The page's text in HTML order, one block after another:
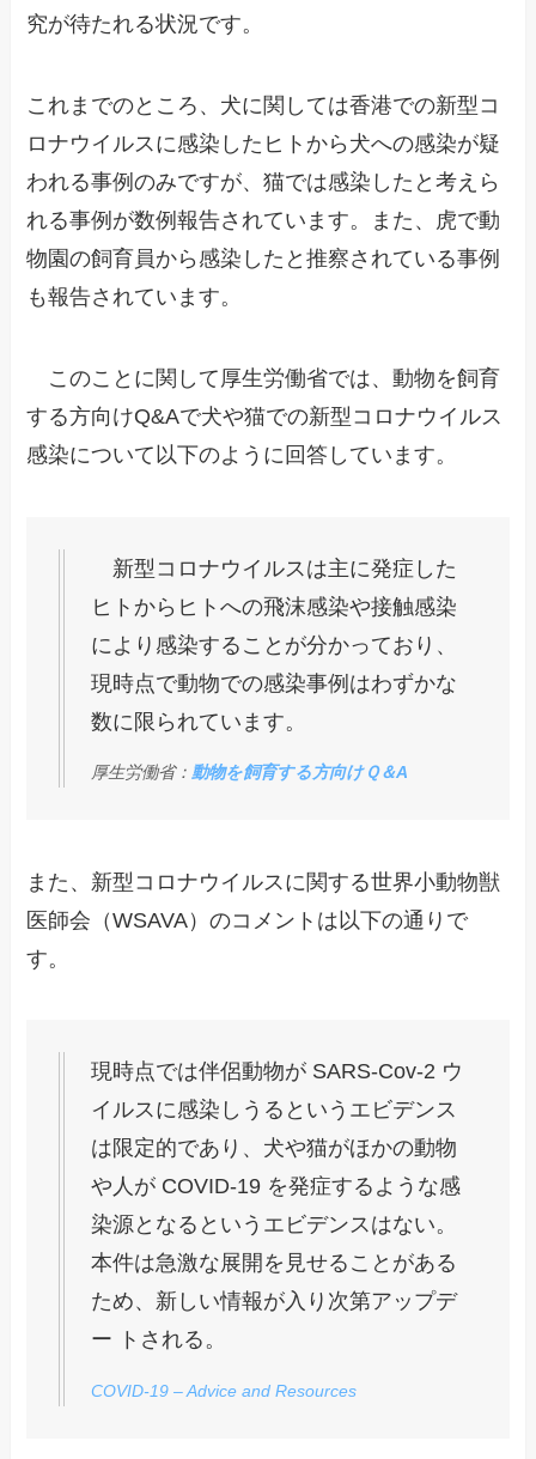
究が待たれる状況です。
これまでのところ、犬に関しては香港での新型コ
ロナウイルスに感染したヒトから犬への感染が疑
われる事例のみですが、猫では感染したと考えら
れる事例が数例報告されています。また、虎で動
物園の飼育員から感染したと推察されている事例
も報告されています。
このことに関して厚生労働省では、動物を飼育
する方向けQ&Aで犬や猫での新型コロナウイルス
感染について以下のように回答しています。
新型コロナウイルスは主に発症した
ヒトからヒトへの飛沫感染や接触感染
により感染することが分かっており、
現時点で動物での感染事例はわずかな
数に限られています。
厚生労働省： 動物を飼育する方向けＱ＆A
また、新型コロナウイルスに関する世界小動物獣
医師会（WSAVA）のコメントは以下の通りで
す。
現時点では伴侶動物が SARS-Cov-2 ウ
イルスに感染しうるというエビデンス
は限定的であり、犬や猫がほかの動物
や人が COVID-19 を発症するような感
染源となるというエビデンスはない。
本件は急激な展開を見せることがある
ため、新しい情報が入り次第アップデ
ー トされる。
COVID-19 – Advice and Resources